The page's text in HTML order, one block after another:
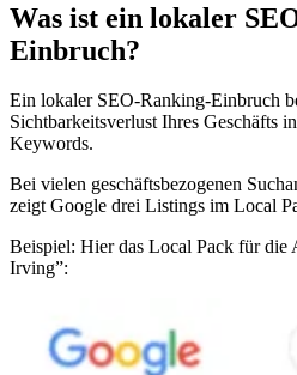
Was ist ein lokaler
Einbruch?
Ein lokaler SEO-Ranking-Einbruch
Sichtbarkeitsverlust Ihres Geschäfts
Keywords.
Bei vielen geschäftsbezogenen
zeigt Google drei Listings im Local
Beispiel: Hier das Local Pack für die
Irving”: